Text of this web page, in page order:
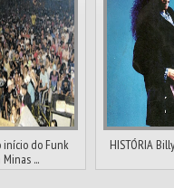
início do Funk
Minas ...
HISTÓRIA